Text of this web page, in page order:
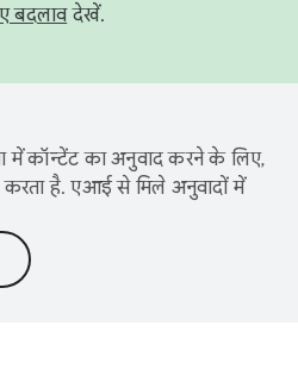
बदलावदेखें.
में कॉन्टेंट का अनुवाद करने के लिए,
है. एआई से मिले अनुवादों में